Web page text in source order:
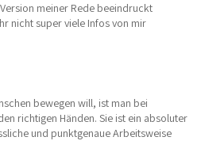
meiner Rede beeindruckt
nicht super viele Infos von mir
bewegen will, ist man bei
richtigen Händen. Sie ist ein absoluter
und punktgenaue Arbeitsweise